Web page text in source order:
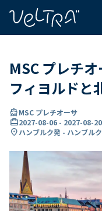
MSC プレチ
フィヨルドと
directions_boatMSC プレチオーサ
card_travel2027-08-06 - 2027-08-20
location_onハンブルク発 - ハンブル